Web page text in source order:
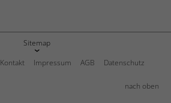
Sitemap
Kontakt Impressum AGB
Datenschutz
nach oben
Kundenbewertungen und Erfahrungen zu